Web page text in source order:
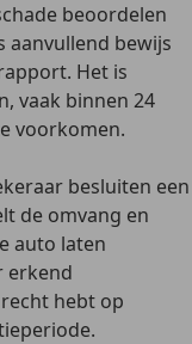
beoordelen
aanvullend bewijs
Het is
, vaak binnen 24
voorkomen.
besluiten een
de omvang en
auto laten
erkend
recht hebt op